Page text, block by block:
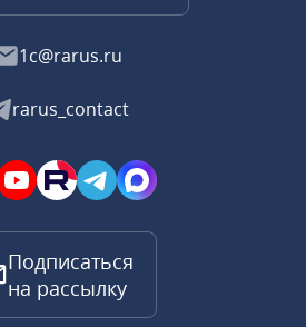
1c@rarus.ru
rarus_contact
Подписаться
на рассылку